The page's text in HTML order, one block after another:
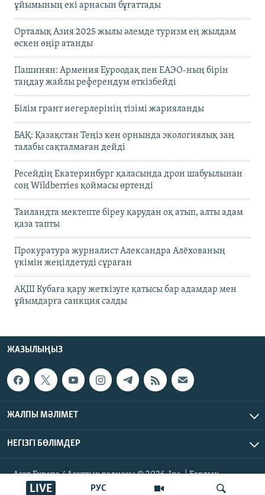
РУС
LIVE
ұйымының екі арнасын бұғаттады
Орталық Азия 2025 жылы әлемде туризм ең жылдам
өскен өңір атанды
Пашинян: Армения Еуроодақ пен ЕАЭО-ның бірін
таңдау жайлы референдум өткізбейді
Білім грант иегерлерінің тізімі жарияланды
БАҚ: Қазақстан Теңіз кен орнында экологиялық заң
талабы сақталмаған дейді
Ресейдің Екатеринбург қаласында дрон шабуылынан
соң Wildberries қоймасы өртенді
Таиландта мектепте біреу қарудан оқ атып, алты адам
қаза тапты
Прокуратура журналист Александра Алёхованың
үкімін жеңілдетуді сұраған
АҚШ Кубаға қару жеткізуге қатысы бар адамдар мен
ұйымдарға санкция салды
ЖАЗЫЛЫҢЫЗ
ЖАЛПЫ МӘЛІМЕТ
НЕГІЗГІ БӨЛІМДЕР
Азат Еуропа / Азаттық радиосы © 2026, Inc. | Барлық
құқықтары қорғалған